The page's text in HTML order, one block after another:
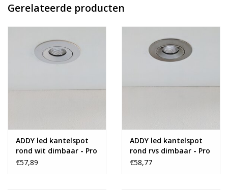
Gerelateerde producten
ADDY led kantelspot
rond wit dimbaar - Pro
reflector
€57,89
ADDY led kantelspot
rond rvs dimbaar - Pro
reflector
€58,77